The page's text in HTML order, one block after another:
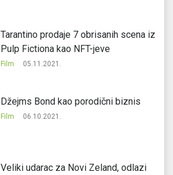
Tarantino prodaje 7 obrisanih scena iz
Pulp Fictiona kao NFT-jeve
Film 05.11.2021.
Džejms Bond kao porodični biznis
Film 06.10.2021.
Veliki udarac za Novi Zeland, odlazi